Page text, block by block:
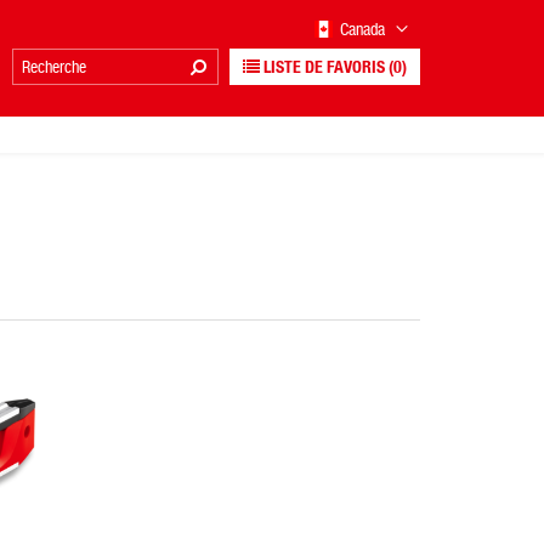
Canada
LISTE DE FAVORIS (0)